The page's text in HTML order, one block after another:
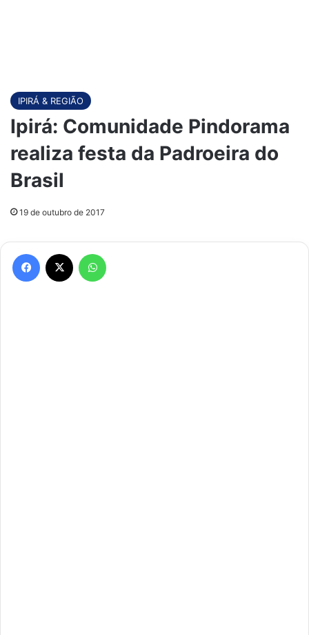
IPIRÁ & REGIÃO
Ipirá: Comunidade Pindorama
realiza festa da Padroeira do
Brasil
19 de outubro de 2017